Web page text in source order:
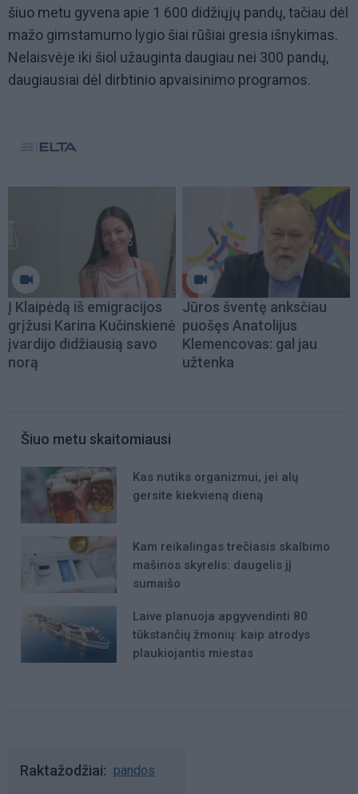
šiuo metu gyvena apie 1 600 didžiųjų pandų, tačiau dėl
mažo gimstamumo lygio šiai rūšiai gresia išnykimas.
Nelaisvėje iki šiol užauginta daugiau nei 300 pandų,
daugiausiai dėl dirbtinio apvaisinimo programos.
Į Klaipėdą iš emigracijos
grįžusi Karina Kučinskienė
įvardijo didžiausią savo
norą
Jūros šventę anksčiau
puošęs Anatolijus
Klemencovas: gal jau
užtenka
Šiuo metu skaitomiausi
Kas nutiks organizmui, jei alų
gersite kiekvieną dieną
Kam reikalingas trečiasis skalbimo
mašinos skyrelis: daugelis jį
sumaišo
Laive planuoja apgyvendinti 80
tūkstančių žmonių: kaip atrodys
plaukiojantis miestas
Raktažodžiai pandos